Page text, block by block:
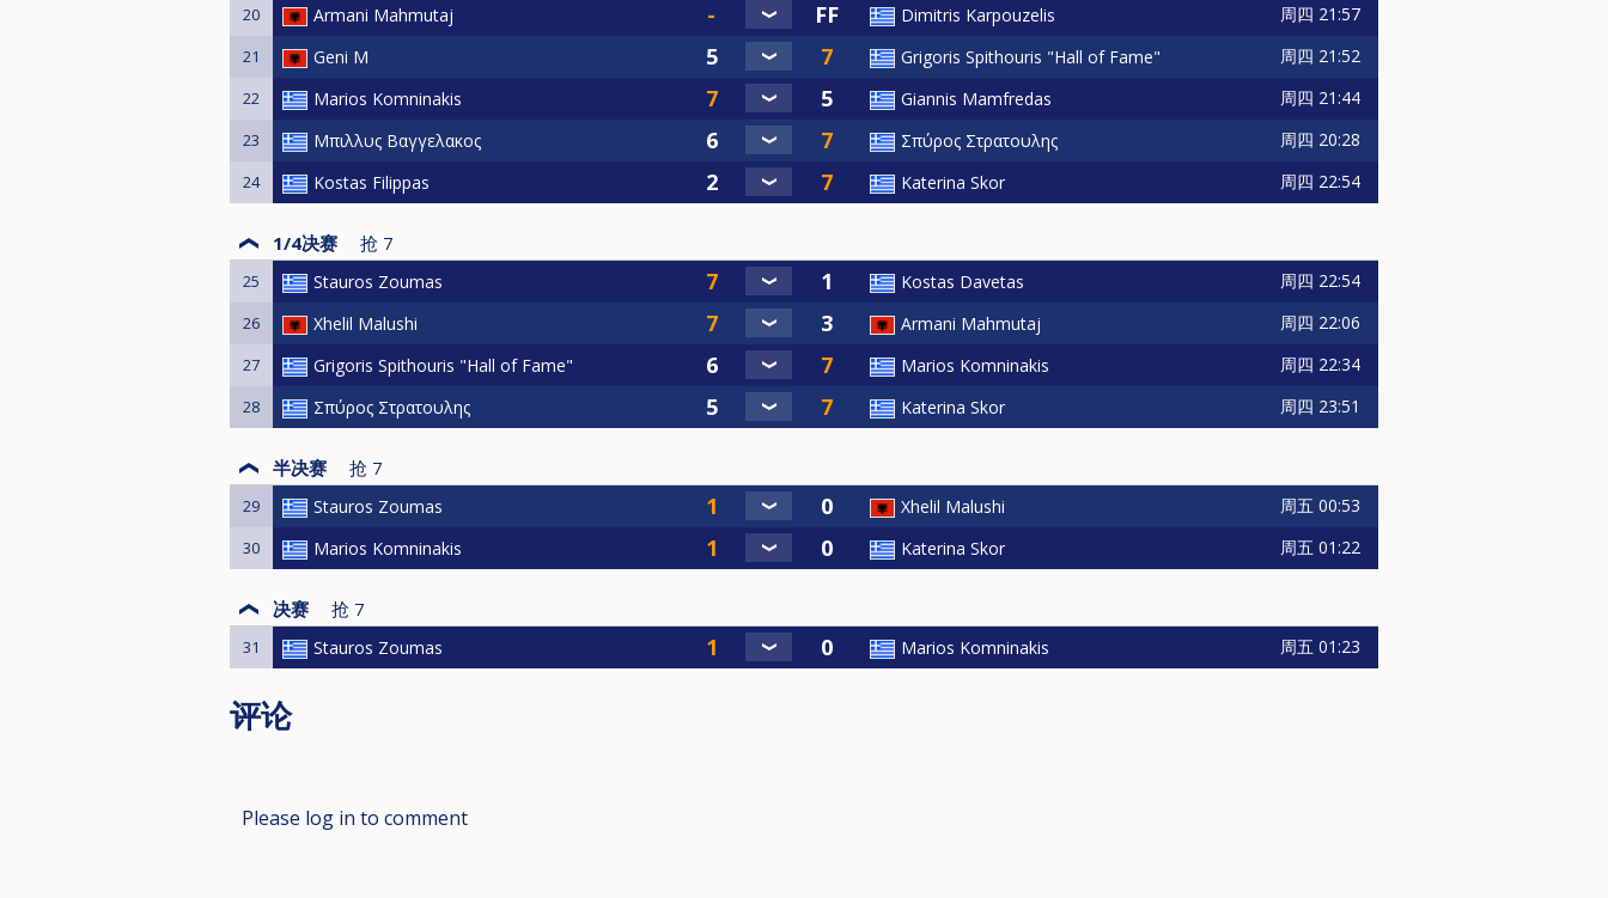
20 Armani Mahmutaj Dimitris Karpouzelis 周四 21:57
21 Geni M Grigoris Spithouris "Hall of Fame" 周四 21:52
22 Marios Komninakis Giannis Mamfredas 周四 21:44
23 Μπιλλυς Βαγγελακος Σπύρος Στρατουλης 周四 20:28
24 Kostas Filippas Katerina Skor 周四 22:54
1/4决赛 抢 7
25 Stauros Zoumas Kostas Davetas 周四 22:54
26 Xhelil Malushi Armani Mahmutaj 周四 22:06
27 Grigoris Spithouris "Hall of Fame" Marios Komninakis 周四 22:34
28 Σπύρος Στρατουλης Katerina Skor 周四 23:51
半决赛 抢 7
29 Stauros Zoumas Xhelil Malushi 周五 00:53
30 Marios Komninakis Katerina Skor 周五 01:22
决赛 抢 7
31 Stauros Zoumas Marios Komninakis 周五 01:23
评论
Please log in to comment